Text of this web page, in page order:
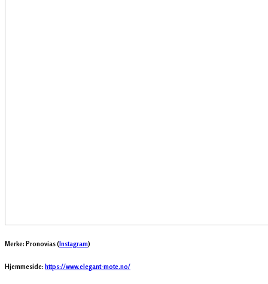
Merke: Pronovias ( Instagram)
Hjemmeside: https://www.elegant-mote.no/